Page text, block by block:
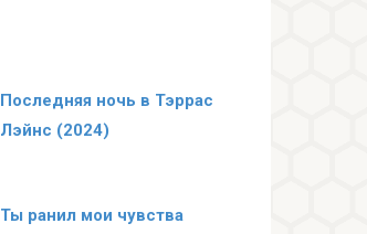
Последняя ночь в Тэррас
Лэйнс (2024)
Ты ранил мои чувства